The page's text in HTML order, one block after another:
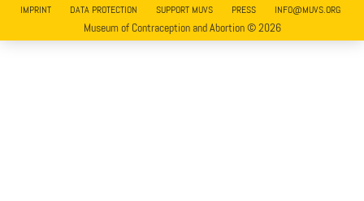
IMPRINT DATA PROTECTION SUPPORT MUVS PRESS INFO@MUVS.ORG
Museum of Contraception and Abortion © 2026